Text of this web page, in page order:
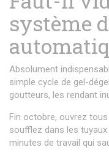
système
Absolument
simple cycle de gel-
goutteurs, les rendant
Fin octobre, ouvrez
soufflez dans les tuyaux
minutes de travail qui